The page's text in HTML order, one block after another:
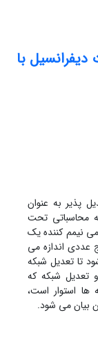
با
پذیر به عنوان
محاسباتی تحت
نیمم کننده یک
عددی اندازه می
تا تعدیل شبکه
تعدیل شبکه که
استوار است،
بیان می شود.